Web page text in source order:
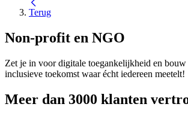
Terug
Non-profit en NGO
Zet je in voor digitale toegankelijkheid en bouw
inclusieve toekomst waar écht iedereen meetelt!
Meer dan 3000 klanten